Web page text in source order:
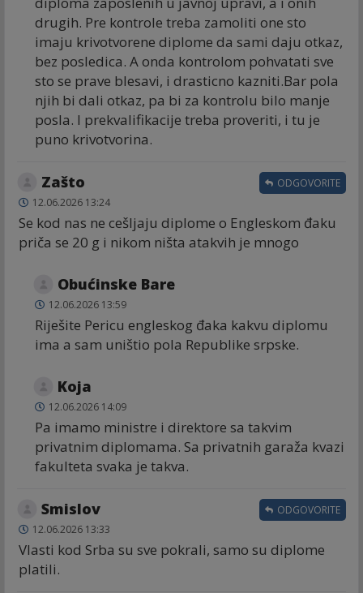
drugih. Pre kontrole treba zamoliti one sto
imaju krivotvorene diplome da sami daju otkaz,
bez posledica. A onda kontrolom pohvatati sve
sto se prave blesavi, i drasticno kazniti.Bar pola
njih bi dali otkaz, pa bi za kontrolu bilo manje
posla. I prekvalifikacije treba proveriti, i tu je
puno krivotvorina.
Zašto
12.06.2026 13:24
Se kod nas ne cešljaju diplome o Engleskom đaku
priča se 20 g i nikom ništa atakvih je mnogo
ODGOVORITE
Obućinske Bare
12.06.2026 13:59
Riješite Pericu engleskog đaka kakvu diplomu
ima a sam uništio pola Republike srpske.
Koja
12.06.2026 14:09
Pa imamo ministre i direktore sa takvim
privatnim diplomama. Sa privatnih garaža kvazi
fakulteta svaka je takva.
Smislov
12.06.2026 13:33
Vlasti kod Srba su sve pokrali, samo su diplome
platili.
ODGOVORITE